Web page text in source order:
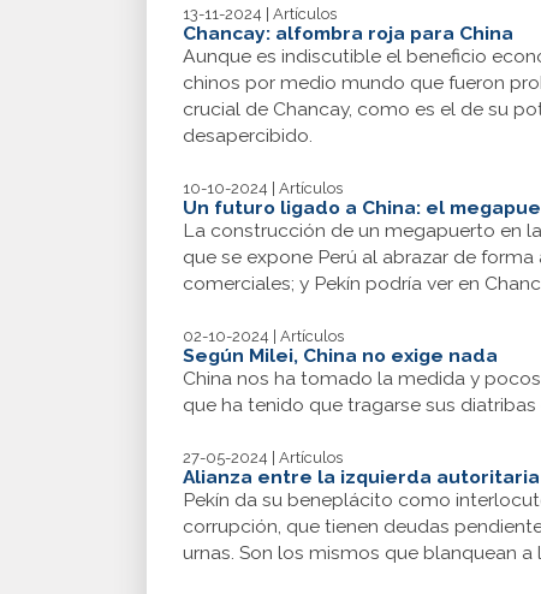
13-11-2024 | Artículos
Chancay: alfombra roja para China
Aunque es indiscutible el beneficio
chinos por medio mundo que fueron
crucial de Chancay, como es el de su
desapercibido.
10-10-2024 | Artículos
Un futuro ligado a China: el
La construcción de un megapuerto en
que se expone Perú al abrazar de
comerciales; y Pekín podría ver en
02-10-2024 | Artículos
Según Milei, China no exige nada
China nos ha tomado la medida y
que ha tenido que tragarse sus
27-05-2024 | Artículos
Alianza entre la izquierda autoritaria
Pekín da su beneplácito como
corrupción, que tienen deudas
urnas. Son los mismos que blanquean